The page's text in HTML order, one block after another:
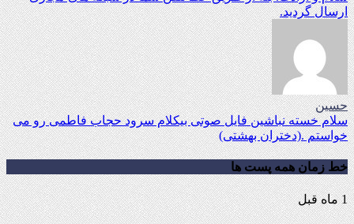
ارسال گردید.
حسین
سلام خسته نباشین فایل صوتی بیکلام سرود حجاب فاطمی رو می
خواستم .(دختران بهشتی)
خط زمان همه پست ها
1 ماه قبل